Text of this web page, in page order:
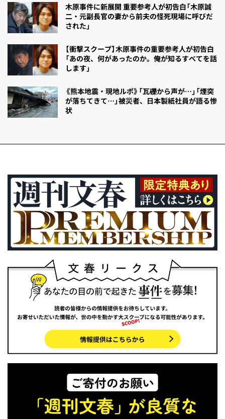
木原事件に新展開 重要参考人が初告白「木原誠
二・元副長官の妻から前夫の怪死現場に呼びだ
された」
【衝撃スクープ】木原事件の重要参考人が初告白
「あの夜、何があったのか。俺が知るすべてを話
します」
《熊本地震・現地ルポ》「瓦礫から声が…」「煙突
が落ちてきて…」被災者、日本製紙社員が語る惨
状